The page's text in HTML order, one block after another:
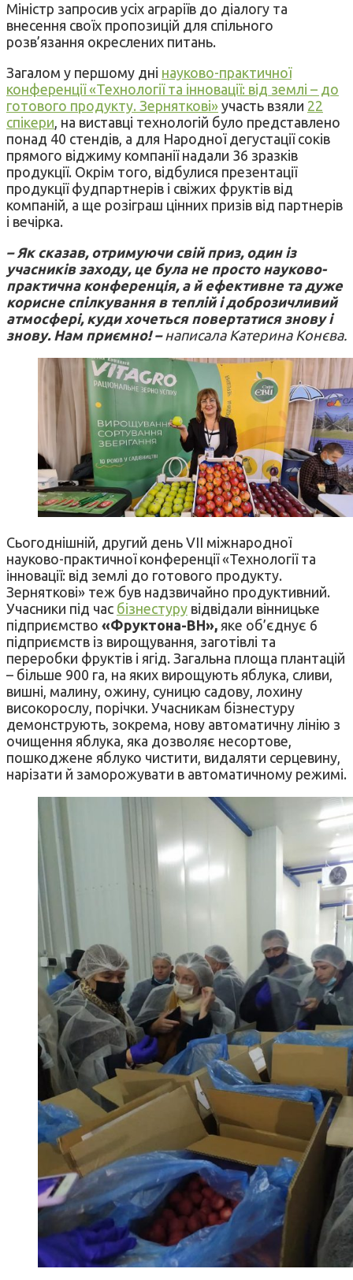
Міністр запросив усіх аграріїв до діалогу та
внесення своїх пропозицій для спільного
розв’язання окреслених питань.
Загалом у першому дні науково-практичної
конференції «Технології та інновації: від землі – до
готового продукту. Зерняткові» участь взяли 22
спікери, на виставці технологій було представлено
понад 40 стендів, а для Народної дегустації соків
прямого віджиму компанії надали 36 зразків
продукції. Окрім того, відбулися презентації
продукції фудпартнерів і свіжих фруктів від
компаній, а ще розіграш цінних призів від партнерів
і вечірка.
– Як сказав, отримуючи свій приз, один із
учасників заходу, це була не просто науково-
практична конференція, а й ефективне та дуже
корисне спілкування в теплій і доброзичливий
атмосфері, куди хочеться повертатися знову і
знову. Нам приємно! –написала Катерина Конєва.
Сьогоднішній, другий день VII міжнародної
науково-практичної конференції «Технології та
інновації: від землі до готового продукту.
Зерняткові» теж був надзвичайно продуктивний.
Учасники під час бізнестуру відвідали вінницьке
підприємство «Фруктона-ВН», яке об’єднує 6
підприємств із вирощування, заготівлі та
переробки фруктів і ягід. Загальна площа плантацій
– більше 900 га, на яких вирощують яблука, сливи,
вишні, малину, ожину, суницю садову, лохину
високорослу, порічки. Учасникам бізнестуру
демонструють, зокрема, нову автоматичну лінію з
очищення яблука, яка дозволяє несортове,
пошкоджене яблуко чистити, видаляти серцевину,
нарізати й заморожувати в автоматичному режимі.